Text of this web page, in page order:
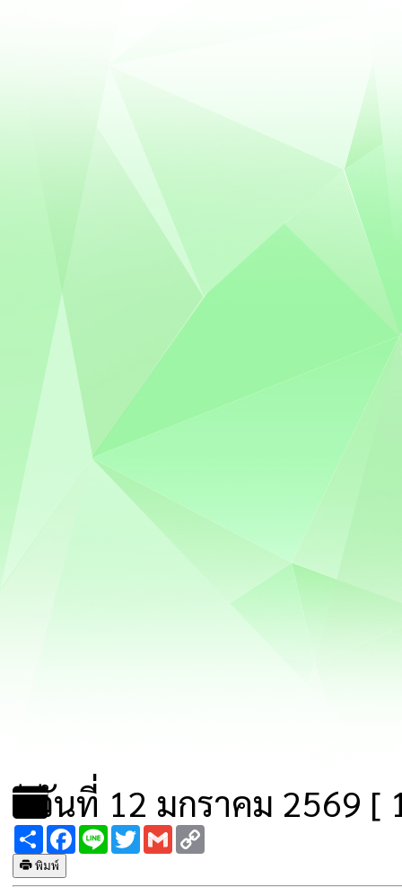
วันที่ 12 มกราคม 2569 [
ShareFacebook
Line TwitterGmail
พิมพ์